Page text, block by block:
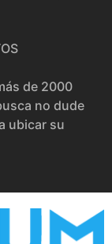
de 2000
no dude
ubicar su